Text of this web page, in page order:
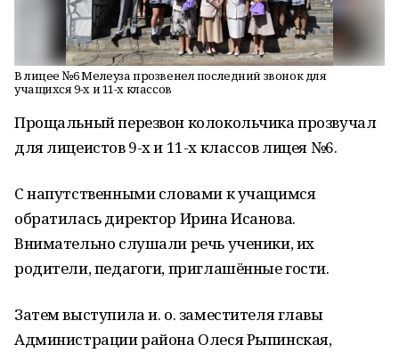
В лицее №6 Мелеуза прозвенел последний звонок для
учащихся 9-х и 11-х классов
Прощальный перезвон колокольчика прозвучал
для лицеистов 9-х и 11-х классов лицея №6.
С напутственными словами к учащимся
обратилась директор Ирина Исанова.
Внимательно слушали речь ученики, их
родители, педагоги, приглашённые гости.
Затем выступила и. о. заместителя главы
Администрации района Олеся Рыпинская,